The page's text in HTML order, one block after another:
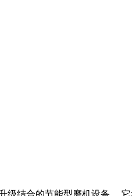
结合的节能型磨机设备。